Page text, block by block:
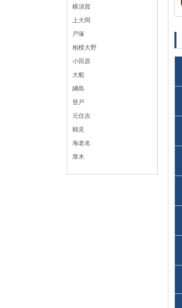
横須賀
上大岡
戸塚
相模大野
小田原
大船
綱島
登戸
元住吉
鶴見
海老名
厚木
黒服求人No：平塚キャバクラ104784